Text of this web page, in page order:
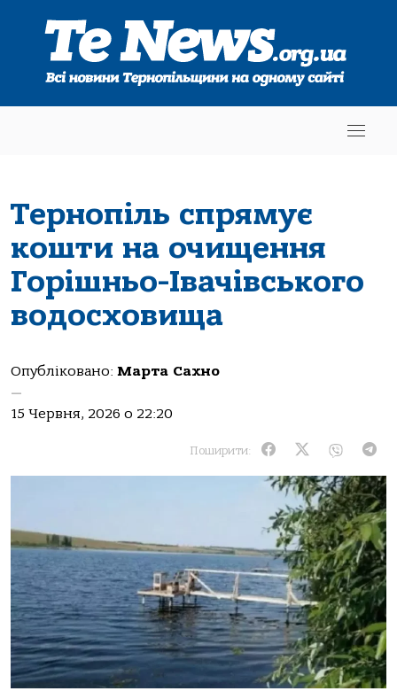
Тернопіль спрямує
кошти на очищення
Горішньо-Івачівського
водосховища
Опубліковано: Марта Сахно
—
15 Червня, 2026 о 22:20
Поширити: